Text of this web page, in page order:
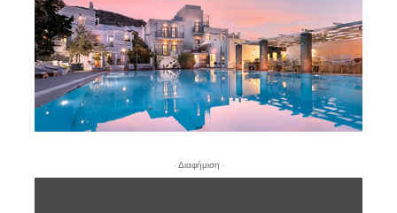
- Διαφήμιση -